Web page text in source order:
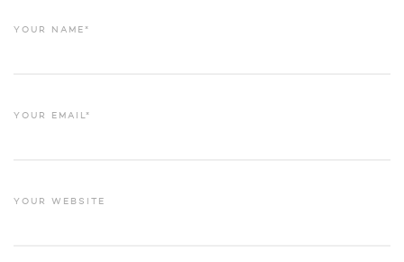
YOUR NAME*
YOUR EMAIL*
YOUR WEBSITE